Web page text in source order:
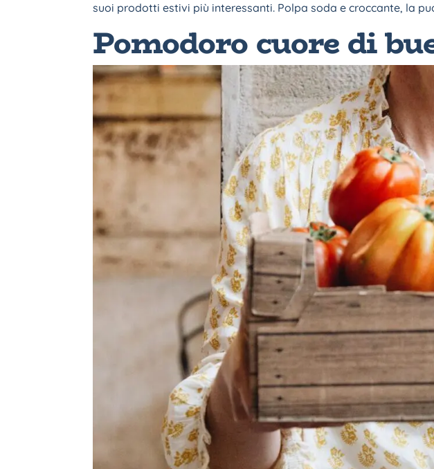
suoi prodotti estivi più interessanti. Polpa soda e croccante, la
Pomodoro cuore di